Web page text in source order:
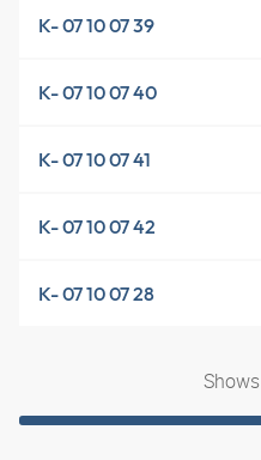
K- 07 10 07 39
K- 07 10 07 40
K- 07 10 07 41
K- 07 10 07 42
K- 07 10 07 28
Shows